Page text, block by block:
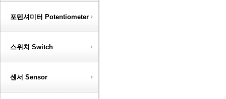
포텐셔미터 Potentiometer
스위치 Switch
센서 Sensor